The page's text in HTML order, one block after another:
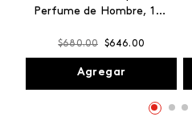
Perfume de Hombre, 100
$680.00 $646.00
Agregar